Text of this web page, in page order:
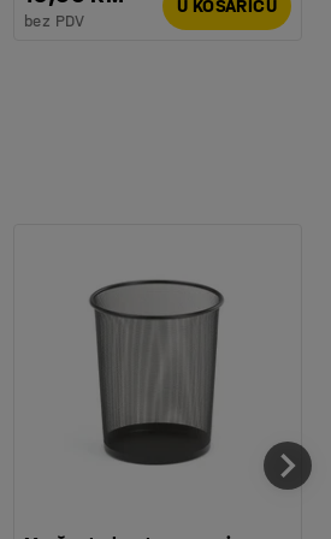
bez PDV
U KOŠARICU